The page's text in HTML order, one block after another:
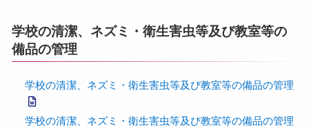
学校の清潔、ネズミ・衛生害虫等及び教室等の
備品の管理
学校の清潔、ネズミ・衛生害虫等及び教室等の備品の管理
学校の清潔、ネズミ・衛生害虫等及び教室等の備品の管理